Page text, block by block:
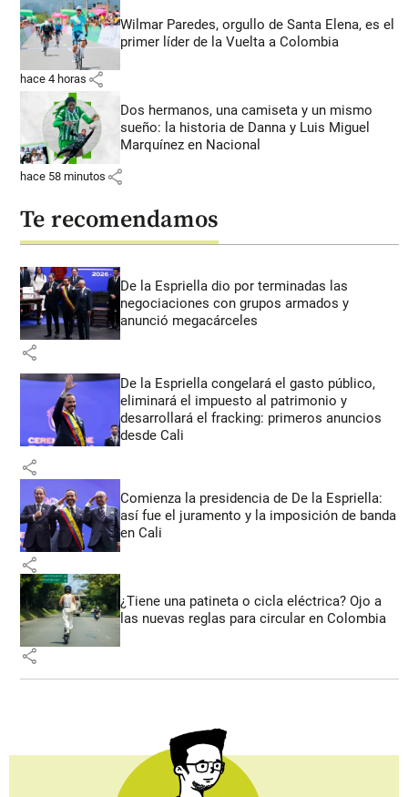
Wilmar Paredes, orgullo de Santa Elena, es el
primer líder de la Vuelta a Colombia
hace 4 horas share
Dos hermanos, una camiseta y un mismo
sueño: la historia de Danna y Luis Miguel
Marquínez en Nacional
hace 58 minutos share
Te recomendamos
De la Espriella dio por terminadas las
negociaciones con grupos armados y
anunció megacárceles
share
De la Espriella congelará el gasto público,
eliminará el impuesto al patrimonio y
desarrollará el fracking: primeros anuncios
desde Cali
share
Comienza la presidencia de De la Espriella:
así fue el juramento y la imposición de banda
en Cali
share
¿Tiene una patineta o cicla eléctrica? Ojo a
las nuevas reglas para circular en Colombia
share